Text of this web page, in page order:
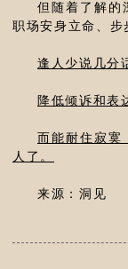
但随着了解的
职场安身立命、步
逢人少说几分
降低倾诉和表
而能耐住寂寞
人了。
来源：洞见